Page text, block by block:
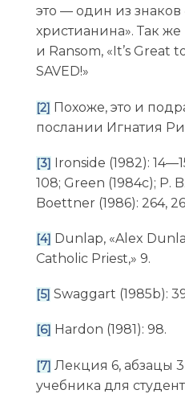
это — один из знаков
христианина». Так
и Ransom, «It’s Great
SAVED!»
[2] Похоже, это и
послании Игнатия
[3] Ironside (1982):
108; Green (1984c); P.
Boettner (1986): 264,
[4] Dunlap, «Alex
Catholic Priest,» 9.
[5] Swaggart (1985b):
[6] Hardon (1981): 98.
[7] Лекция 6, абзацы 3
учебника для